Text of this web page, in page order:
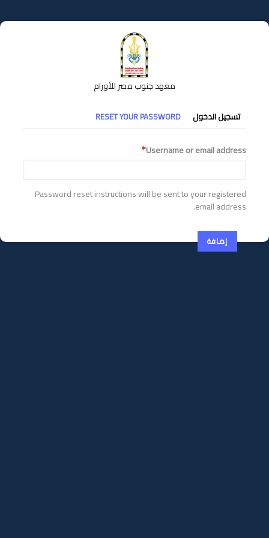
إلى
المحتوى
معهد جنوب مصر للأورام
التبويبات
الأساسية
تسجيل الدخول RESET YOUR PASSWORD
Username or email address
Password reset instructions will be sent to your registered
email address.